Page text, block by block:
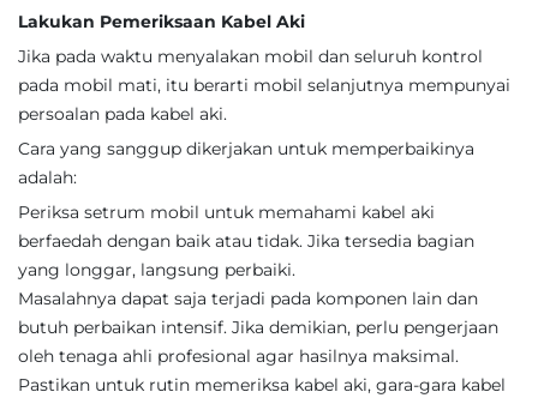
Lakukan Pemeriksaan Kabel Aki
Jika pada waktu menyalakan mobil dan seluruh kontrol
pada mobil mati, itu berarti mobil selanjutnya mempunyai
persoalan pada kabel aki.
Cara yang sanggup dikerjakan untuk memperbaikinya
adalah:
Periksa setrum mobil untuk memahami kabel aki
berfaedah dengan baik atau tidak. Jika tersedia bagian
yang longgar, langsung perbaiki.
Masalahnya dapat saja terjadi pada komponen lain dan
butuh perbaikan intensif. Jika demikian, perlu pengerjaan
oleh tenaga ahli profesional agar hasilnya maksimal.
Pastikan untuk rutin memeriksa kabel aki, gara-gara kabel